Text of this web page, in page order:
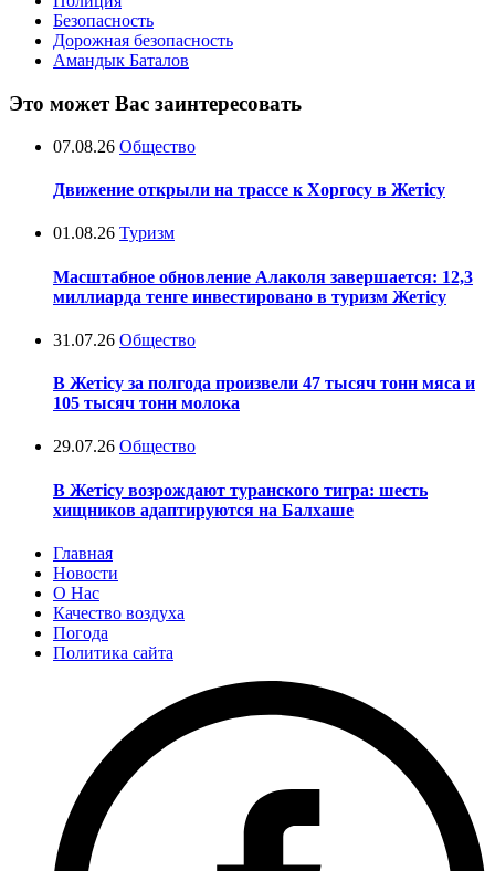
Безопасность
Дорожная безопасность
Амандык Баталов
Это может Вас заинтересовать
07.08.26 Общество
Движение открыли на трассе к Хоргосу в Жетісу
01.08.26 Туризм
Масштабное обновление Алаколя завершается: 12,3
миллиарда тенге инвестировано в туризм Жетісу
31.07.26 Общество
В Жетісу за полгода произвели 47 тысяч тонн мяса и
105 тысяч тонн молока
29.07.26 Общество
В Жетісу возрождают туранского тигра: шесть
хищников адаптируются на Балхаше
Главная
Новости
О Нас
Качество воздуха
Погода
Политика сайта